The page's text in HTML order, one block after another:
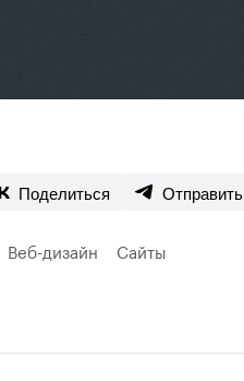
Поделиться Отправить
Веб-дизайн Сайты